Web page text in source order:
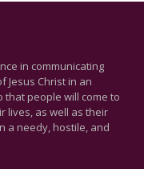
in communicating
Jesus Christ in an
that people will come to
lives, as well as their
a needy, hostile, and